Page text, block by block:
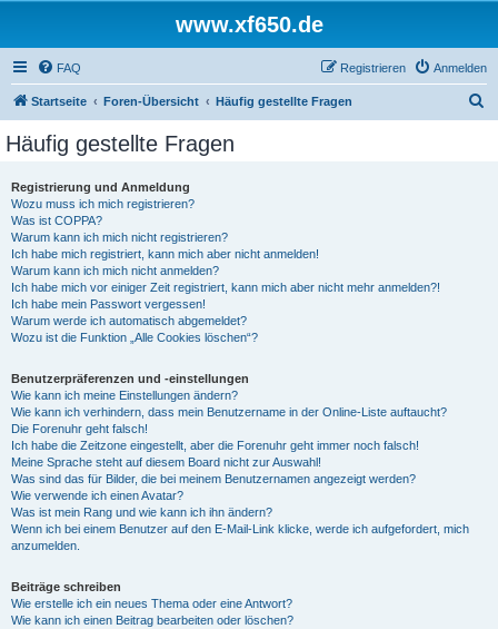
www.xf650.de
FAQ Anmelden
Registrieren
Startseite Foren-Übersicht Häufig gestellte Fragen
Häufig gestellte Fragen
Registrierung und Anmeldung
Wozu muss ich mich registrieren?
Was ist COPPA?
Warum kann ich mich nicht registrieren?
Ich habe mich registriert, kann mich aber nicht anmelden!
Warum kann ich mich nicht anmelden?
Ich habe mich vor einiger Zeit registriert, kann mich aber nicht mehr anmelden?!
Ich habe mein Passwort vergessen!
Warum werde ich automatisch abgemeldet?
Wozu ist die Funktion „Alle Cookies löschen“?
Benutzerpräferenzen und -einstellungen
Wie kann ich meine Einstellungen ändern?
Wie kann ich verhindern, dass mein Benutzername in der Online-Liste auftaucht?
Die Forenuhr geht falsch!
Ich habe die Zeitzone eingestellt, aber die Forenuhr geht immer noch falsch!
Meine Sprache steht auf diesem Board nicht zur Auswahl!
Was sind das für Bilder, die bei meinem Benutzernamen angezeigt werden?
Wie verwende ich einen Avatar?
Was ist mein Rang und wie kann ich ihn ändern?
Wenn ich bei einem Benutzer auf den E-Mail-Link klicke, werde ich aufgefordert, mich
anzumelden.
Beiträge schreiben
Wie erstelle ich ein neues Thema oder eine Antwort?
Wie kann ich einen Beitrag bearbeiten oder löschen?